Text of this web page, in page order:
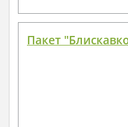
Пакет